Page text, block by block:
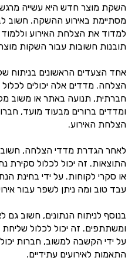
השקת מוצר חדש היא עשייה
מסתיימת באירוע ההשקה. חשוב
למדוד את הצלחת האירוע וללמוד
תובנות חשובות עבור השקות
אחד הצעדים הראשונים
הצלחה. מדדים אלה יכולים לכלול
חברתית, תנועה באתר או משוב
ומדדים ברורים מבעוד מועד,
הצלחת האירוע.
לאחר הגדרת מדדי הצלחה, חשוב
התוצאות. זה יכול לכלול סקירת
או סקרי לקוחות. על ידי בחינת
עבד טוב ומה ניתן לשפר עבור
בנוסף לניתוח הנתונים, חשוב גם
ומשתתפים. זה יכול לכלול
על ידי הקשבה למשוב, חברות
התאמות לאירועים עתידיים.